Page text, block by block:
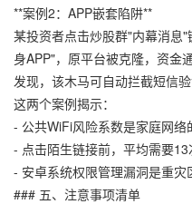
**案例2：APP嵌套陷阱**
某投资者点击炒股群"内幕消息
身APP"，原平台被克隆，资金
发现，该木马可自动拦截短信验
这两个案例揭示：
- 公共WiFi风险系数是家庭网络
- 点击陌生链接前，平均需要
- 安卓系统权限管理漏洞是重灾
### 五、注意事项清单